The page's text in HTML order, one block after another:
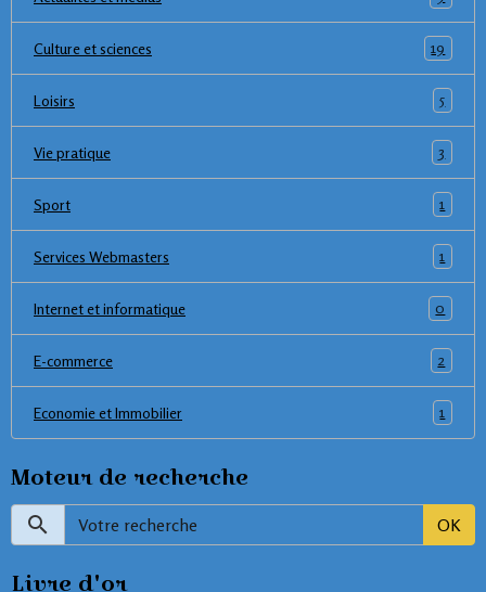
Culture et sciences 19
Loisirs 5
Vie pratique 3
Sport 1
Services Webmasters 1
Internet et informatique 0
E-commerce 2
Economie et Immobilier 1
Moteur de recherche
OK
Livre d'or